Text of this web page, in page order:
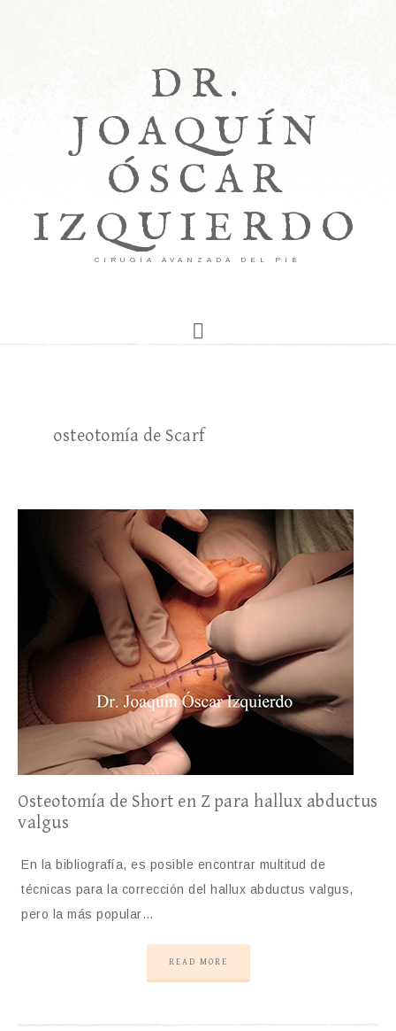
DR.
JOAQUÍN
ÓSCAR
IZQUIERDO
CIRUGÍA AVANZADA DEL PIE
osteotomía de Scarf
Osteotomía de Short en Z para hallux abductus
valgus
En la bibliografía, es posible encontrar multitud de
técnicas para la corrección del hallux abductus valgus,
pero la más popular…
READ MORE